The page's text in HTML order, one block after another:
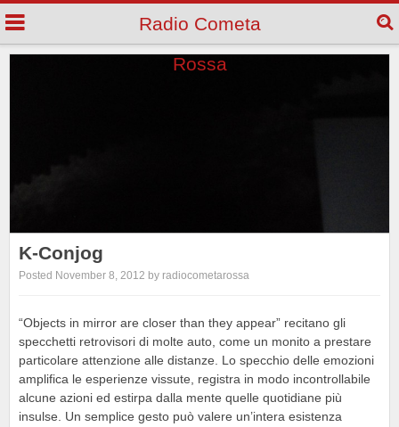
Radio Cometa
Rossa
K-Conjog
Posted November 8, 2012 by radiocometarossa
“Objects in mirror are closer than they appear” recitano gli
specchetti retrovisori di molte auto, come un monito a prestare
particolare attenzione alle distanze. Lo specchio delle emozioni
amplifica le esperienze vissute, registra in modo incontrollabile
alcune azioni ed estirpa dalla mente quelle quotidiane più
insulse. Un semplice gesto può valere un’intera esistenza